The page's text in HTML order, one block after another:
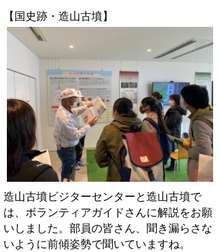
【国史跡・造山古墳】
造山古墳ビジターセンターと造山古墳で
は、ボランティアガイドさんに解説をお願
いしました。部員の皆さん、聞き漏らさな
いように前傾姿勢で聞いていますね。